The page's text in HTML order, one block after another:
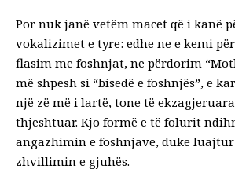
Por nuk janë vetëm macet që i kanë
vokalizimet e tyre: edhe ne e kemi
flasim me foshnjat, ne përdorim
më shpesh si “bisedë e foshnjës”, e
një zë më i lartë, tone të
thjeshtuar. Kjo formë e të folurit
angazhimin e foshnjave, duke
zhvillimin e gjuhës.